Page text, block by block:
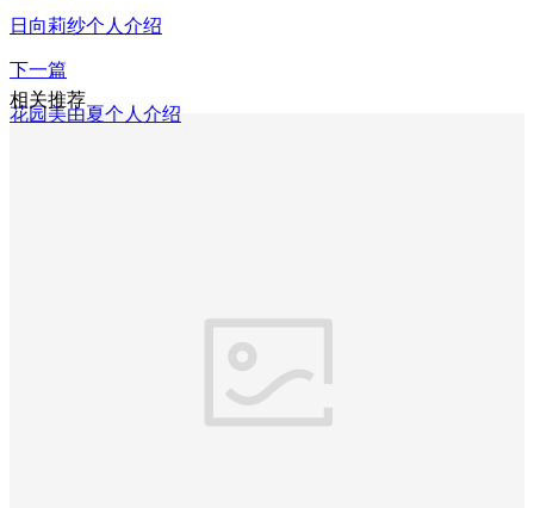
日向莉纱个人介绍
下一篇
花园美由夏个人介绍
相关推荐